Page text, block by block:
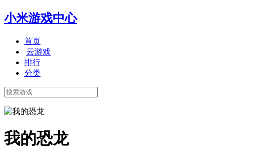
小米游戏中心
首页
云游戏
排行
分类
我的恐龙